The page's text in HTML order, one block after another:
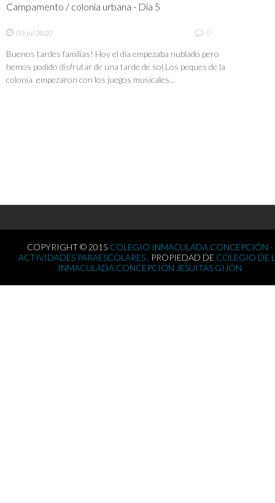
Campamento / colonia urbana - Día 5
03 jul 2020 0
Buenos tardes familias! Hoy el día empezaba nublado pero
hemos podido disfrutar de una tarde de sol.Los peques de la
colonia empezaron con los juegos musicales...
COPYRIGHT © 2015 COLEGIO INMACULADA CONCEPCIÓN -
ACTIVIDADES PARAESCOLARES . PROPIEDAD DE COLEGIO DE
INMACULADA CONCEPCIÓN JESUITAS GIJÓN